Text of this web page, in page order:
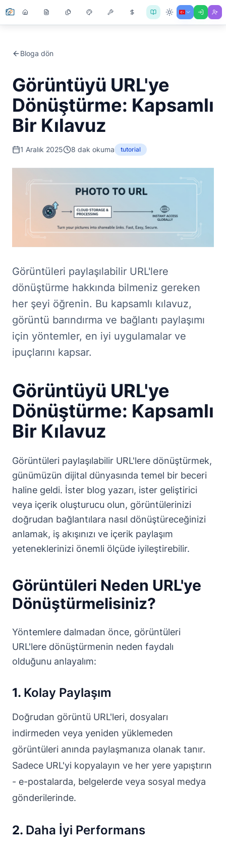
Bloga dön
Görüntüyü URL'ye
Dönüştürme: Kapsamlı
Bir Kılavuz
1 Aralık 2025 8 dak okuma tutorial
Görüntüleri paylaşılabilir URL'lere
dönüştürme hakkında bilmeniz gereken
her şeyi öğrenin. Bu kapsamlı kılavuz,
görüntü barındırma ve bağlantı paylaşımı
için yöntemler, en iyi uygulamalar ve
ipuçlarını kapsar.
Görüntüyü URL'ye
Dönüştürme: Kapsamlı
Bir Kılavuz
Görüntüleri paylaşılabilir URL'lere dönüştürmek,
günümüzün dijital dünyasında temel bir beceri
haline geldi. İster blog yazarı, ister geliştirici
veya içerik oluşturucu olun, görüntülerinizi
doğrudan bağlantılara nasıl dönüştüreceğinizi
anlamak, iş akışınızı ve içerik paylaşım
yeteneklerinizi önemli ölçüde iyileştirebilir.
Görüntüleri Neden URL'ye
Dönüştürmelisiniz?
Yöntemlere dalmadan önce, görüntüleri
URL'lere dönüştürmenin neden faydalı
olduğunu anlayalım:
1. Kolay Paylaşım
Doğrudan görüntü URL'leri, dosyaları
indirmeden veya yeniden yüklemeden
görüntüleri anında paylaşmanıza olanak tanır.
Sadece URL'yi kopyalayın ve her yere yapıştırın
- e-postalarda, belgelerde veya sosyal medya
gönderilerinde.
2. Daha İyi Performans